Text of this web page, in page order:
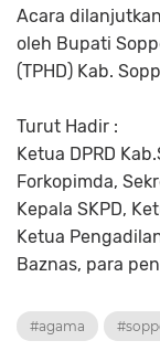
Acara
oleh Bupati
(TPHD) Kab.
Turut Hadir :
Ketua DPRD
Forkopimda,
Kepala SKPD,
Ketua
Baznas, para
#agama